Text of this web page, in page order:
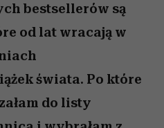
bestsellerów są
od lat wracają w
świata. Po które
do listy